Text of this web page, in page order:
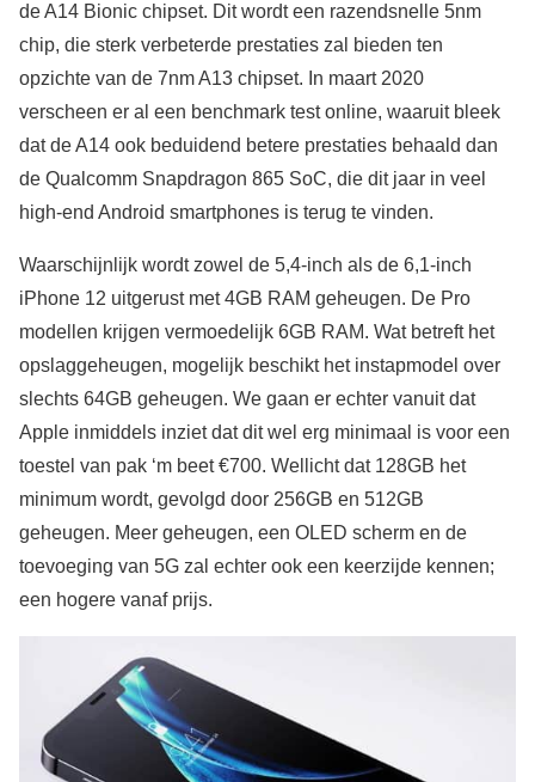
de A14 Bionic chipset. Dit wordt een razendsnelle 5nm
chip, die sterk verbeterde prestaties zal bieden ten
opzichte van de 7nm A13 chipset. In maart 2020
verscheen er al een benchmark test online, waaruit bleek
dat de A14 ook beduidend betere prestaties behaald dan
de Qualcomm Snapdragon 865 SoC, die dit jaar in veel
high-end Android smartphones is terug te vinden.
Waarschijnlijk wordt zowel de 5,4-inch als de 6,1-inch
iPhone 12 uitgerust met 4GB RAM geheugen. De Pro
modellen krijgen vermoedelijk 6GB RAM. Wat betreft het
opslaggeheugen, mogelijk beschikt het instapmodel over
slechts 64GB geheugen. We gaan er echter vanuit dat
Apple inmiddels inziet dat dit wel erg minimaal is voor een
toestel van pak ‘m beet €700. Wellicht dat 128GB het
minimum wordt, gevolgd door 256GB en 512GB
geheugen. Meer geheugen, een OLED scherm en de
toevoeging van 5G zal echter ook een keerzijde kennen;
een hogere vanaf prijs.